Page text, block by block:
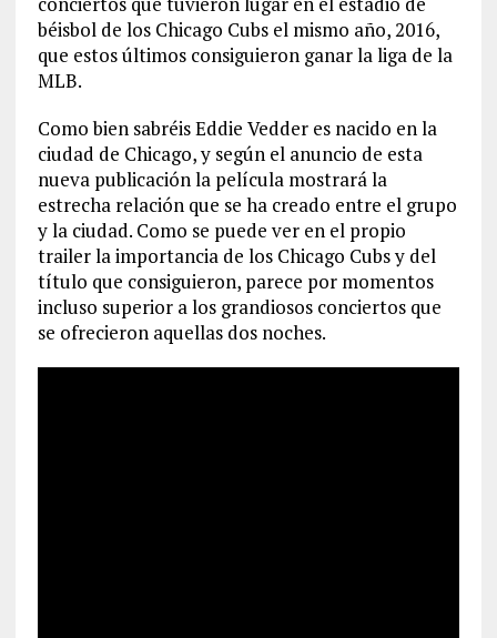
béisbol de los Chicago Cubs el mismo año, 2016,
que estos últimos consiguieron ganar la liga de la
MLB.
Como bien sabréis Eddie Vedder es nacido en la
ciudad de Chicago, y según el anuncio de esta
nueva publicación la película mostrará la
estrecha relación que se ha creado entre el grupo
y la ciudad. Como se puede ver en el propio
trailer la importancia de los Chicago Cubs y del
título que consiguieron, parece por momentos
incluso superior a los grandiosos conciertos que
se ofrecieron aquellas dos noches.